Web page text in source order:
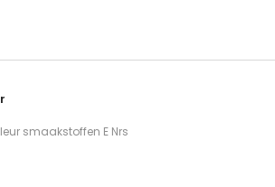
smaakstoffen E Nrs